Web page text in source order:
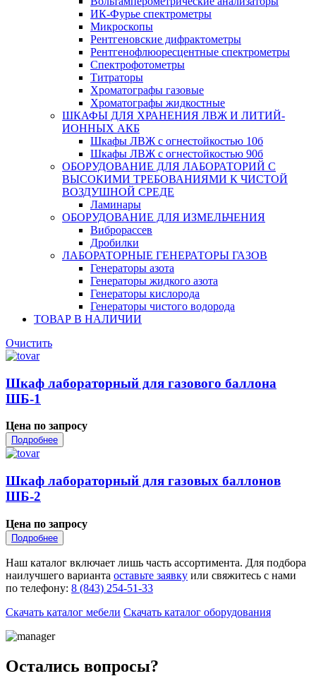
ИК-Фурье спектрометры
Микроскопы
Рентгеновские дифрактометры
Рентгенофлюоресцентные спектрометры
Спектрофотометры
Титраторы
Хроматографы газовые
Хроматографы жидкостные
ШКАФЫ ДЛЯ ХРАНЕНИЯ ЛВЖ И ЛИТИЙ-
ИОННЫХ АКБ
Шкафы ЛВЖ с огнестойкостью 10б
Шкафы ЛВЖ с огнестойкостью 90б
ОБОРУДОВАНИЕ ДЛЯ ЛАБОРАТОРИЙ С
ВЫСОКИМИ ТРЕБОВАНИЯМИ К ЧИСТОЙ
ВОЗДУШНОЙ СРЕДЕ
Ламинары
ОБОРУДОВАНИЕ ДЛЯ ИЗМЕЛЬЧЕНИЯ
Виброрассев
Дробилки
ЛАБОРАТОРНЫЕ ГЕНЕРАТОРЫ ГАЗОВ
Генераторы азота
Генераторы жидкого азота
Генераторы кислорода
Генераторы чистого водорода
ТОВАР В НАЛИЧИИ
Очистить
Шкаф лабораторный для газового баллона
ШБ-1
Цена по запросу
Подробнее
Шкаф лабораторный для газовых баллонов
ШБ-2
Цена по запросу
Подробнее
Наш каталог включает лишь часть ассортимента. Для подбора
наилучшего варианта оставьте заявку или свяжитесь с нами
по телефону: 8 (843) 254-51-33
Скачать каталог мебели Скачать каталог оборудования
Остались вопросы?